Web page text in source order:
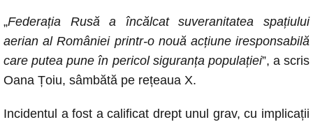
k
„Federația Rusă a încălcat suveranitatea spațiului
aerian al României printr-o nouă acțiune iresponsabilă
care putea pune în pericol siguranța populației”, a scris
Oana Țoiu, sâmbătă pe rețeaua X.
Incidentul a fost a calificat drept unul grav, cu implicații